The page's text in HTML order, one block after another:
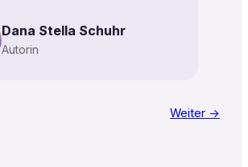
Dana Stella Schuhr
Autorin
Weiter →